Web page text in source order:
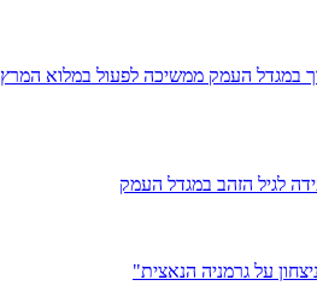
במגדל העמק ממשיכה לפעול במלוא המרץ
לגיל הזהב במגדל העמק
על גרמניה הנאצית"